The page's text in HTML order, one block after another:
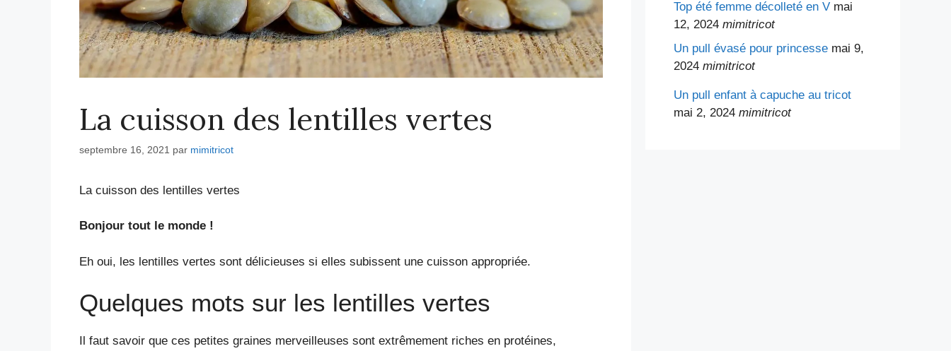
La cuisson des lentilles vertes
septembre 16, 2021 par mimitricot
La cuisson des lentilles vertes
Bonjour tout le monde !
Eh oui, les lentilles vertes sont délicieuses si elles subissent une cuisson appropriée.
Quelques mots sur les lentilles vertes
Il faut savoir que ces petites graines merveilleuses sont extrêmement riches en protéines,
Top été femme décolleté en V mai
12, 2024 mimitricot
Un pull évasé pour princesse mai 9,
2024 mimitricot
Un pull enfant à capuche au tricot
mai 2, 2024 mimitricot